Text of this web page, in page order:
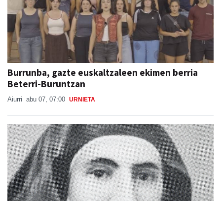
Burrunba, gazte euskaltzaleen ekimen berria
Beterri-Buruntzan
Aiurri abu 07, 07:00 URNIETA